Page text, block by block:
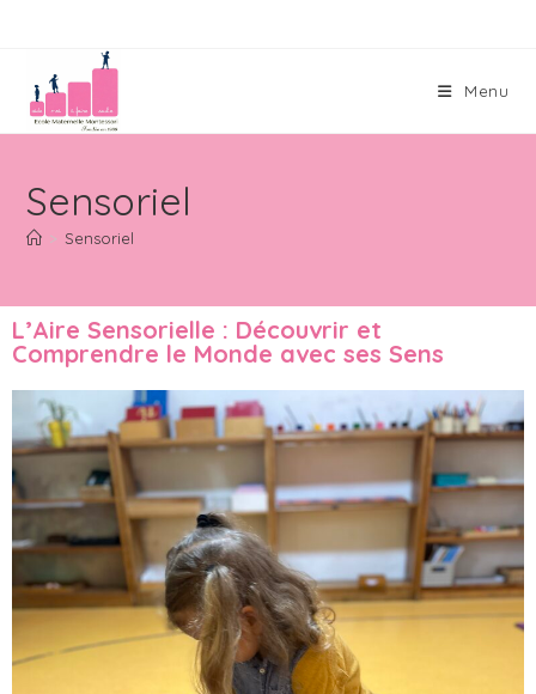
Menu
Sensoriel
> Sensoriel
L’Aire Sensorielle : Découvrir et
Comprendre le Monde avec ses Sens